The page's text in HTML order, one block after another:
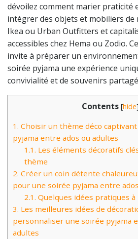
dévoilez comment marier praticité
intégrer des objets et mobiliers de
Ikea ou Urban Outfitters et
accessibles chez Hema ou Zodio.
invite à préparer un
soirée pyjama une expérience
convivialité et de souvenirs
Contents [hide]
1. Choisir un thème déco
pyjama entre ados ou adultes
1.1. Les éléments décoratifs
thème
2. Créer un coin détente
pour une soirée pyjama entre
2.1. Quelques idées pratiques
3. Les meilleures idées de
personnaliser une soirée pyjama
adultes